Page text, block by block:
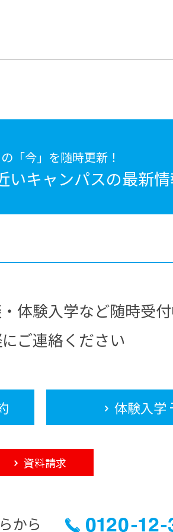
「今」を随時更新！
いキャンパスの最新
体験入学など随時受
ご連絡ください
体験入学
資料請求
から